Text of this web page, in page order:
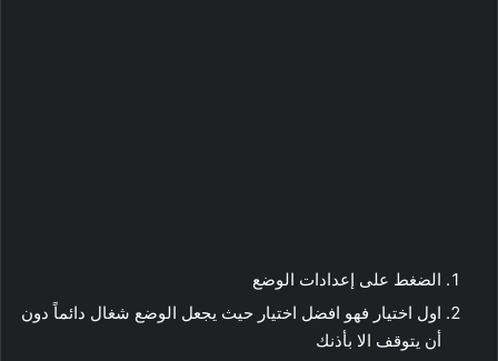
الضغط على إعدادات الوضع
اول اختيار فهو افضل اختيار حيث يجعل الوضع شغال دائماً دون
أن يتوقف الا بأذنك